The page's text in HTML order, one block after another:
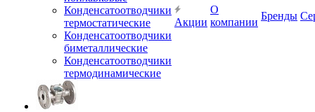
Конденсатоотводчики
термостатические
Конденсатоотводчики
биметаллические
Конденсатоотводчики
термодинамические
Акции
О
компании
Бренды